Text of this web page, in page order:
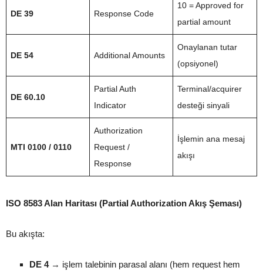
DE 39 Response Code
10 = Approved for
partial amount
DE 54 Additional Amounts
Onaylanan tutar
(opsiyonel)
DE 60.10
Partial Auth
Indicator
Terminal/acquirer
desteği sinyali
MTI 0100 / 0110
Authorization
Request /
Response
İşlemin ana mesaj
akışı
ISO 8583 Alan Haritası (Partial Authorization Akış Şeması)
Bu akışta:
DE 4→ işlem talebinin parasal alanı (hem request hem